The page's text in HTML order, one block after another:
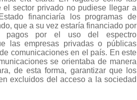
sector privado no pudiese llegar a
financiaría los programas de
que a su vez estaría financiado por
pagos por el uso del espectro
las empresas privadas o públicas
comunicaciones en el país. En este
se orientaba de manera
de esta forma, garantizar que los
excluidos del acceso a la sociedad